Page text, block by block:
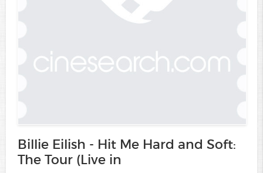
Billie Eilish - Hit Me Hard and Soft:
The Tour (Live in